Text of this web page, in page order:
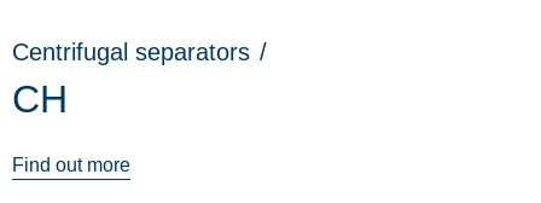
Centrifugal separators /
CH
Find out more